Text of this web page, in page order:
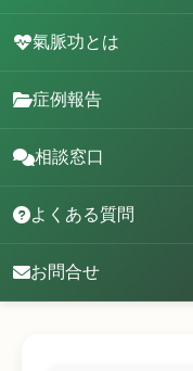
氣脈功とは
症例報告
相談窓口
よくある質問
お問合せ